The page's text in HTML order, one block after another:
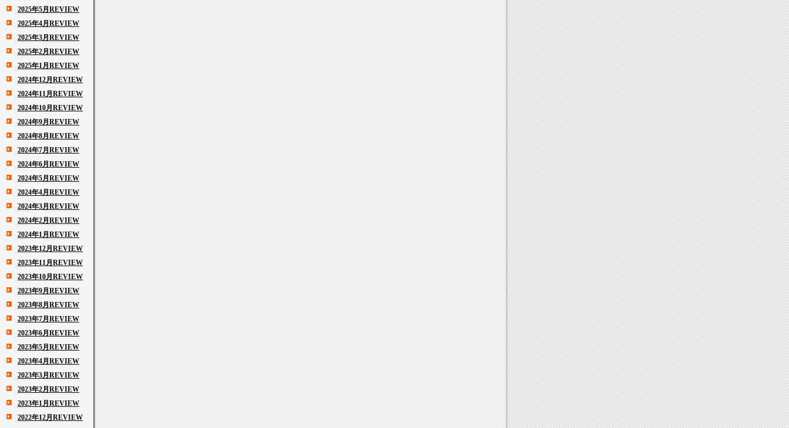
2025年5月REVIEW
2025年4月REVIEW
2025年3月REVIEW
2025年2月REVIEW
2025年1月REVIEW
2024年12月REVIEW
2024年11月REVIEW
2024年10月REVIEW
2024年9月REVIEW
2024年8月REVIEW
2024年7月REVIEW
2024年6月REVIEW
2024年5月REVIEW
2024年4月REVIEW
2024年3月REVIEW
2024年2月REVIEW
2024年1月REVIEW
2023年12月REVIEW
2023年11月REVIEW
2023年10月REVIEW
2023年9月REVIEW
2023年8月REVIEW
2023年7月REVIEW
2023年6月REVIEW
2023年5月REVIEW
2023年4月REVIEW
2023年3月REVIEW
2023年2月REVIEW
2023年1月REVIEW
2022年12月REVIEW